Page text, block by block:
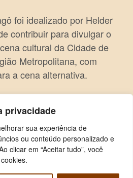
privacidade
sua experiência de
ou conteúdo personalizado e
clicar em “Aceitar tudo”, você
foi idealizado por Helder
contribuir para divulgar o
cultural da Cidade de
Metropolitana, com
a cena alternativa.